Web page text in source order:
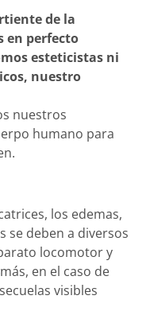
de la
en perfecto
esteticistas ni
nuestro
nuestros
humano para
los edemas,
se deben a diversos
locomotor y
en el caso de
visibles